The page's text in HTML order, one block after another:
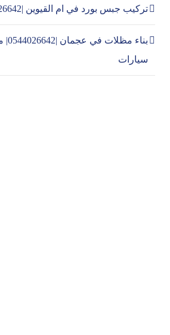
تركيب جبس بورد في ام القيوين |0544026642
بناء
سيارات